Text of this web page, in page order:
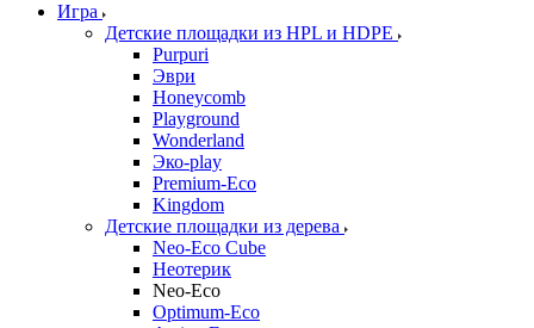
Игра
Детские площадки из HPL и HDPE
Purpuri
Эври
Honeycomb
Playground
Wonderland
Эко-play
Premium-Eco
Kingdom
Детские площадки из дерева
Neo-Eco Cube
Неотерик
Neo-Eco
Оptimum-Еco